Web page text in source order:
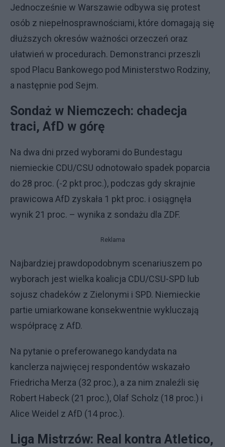
Jednocześnie w Warszawie odbywa się protest
osób z niepełnosprawnościami, które domagają się
dłuższych okresów ważności orzeczeń oraz
ułatwień w procedurach. Demonstranci przeszli
spod Placu Bankowego pod Ministerstwo Rodziny,
a następnie pod Sejm.
Sondaż w Niemczech: chadecja
traci, AfD w górę
Na dwa dni przed wyborami do Bundestagu
niemieckie CDU/CSU odnotowało spadek poparcia
do 28 proc. (-2 pkt proc.), podczas gdy skrajnie
prawicowa AfD zyskała 1 pkt proc. i osiągnęła
wynik 21 proc. – wynika z sondażu dla ZDF.
Reklama
Najbardziej prawdopodobnym scenariuszem po
wyborach jest wielka koalicja CDU/CSU-SPD lub
sojusz chadeków z Zielonymi i SPD. Niemieckie
partie umiarkowane konsekwentnie wykluczają
współpracę z AfD.
Na pytanie o preferowanego kandydata na
kanclerza najwięcej respondentów wskazało
Friedricha Merza (32 proc.), a za nim znaleźli się
Robert Habeck (21 proc.), Olaf Scholz (18 proc.) i
Alice Weidel z AfD (14 proc.).
Liga Mistrzów: Real kontra Atletico,